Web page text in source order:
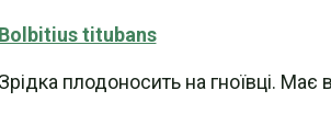
Bolbitius titubans
Зрідка плодоносить на гноївці.